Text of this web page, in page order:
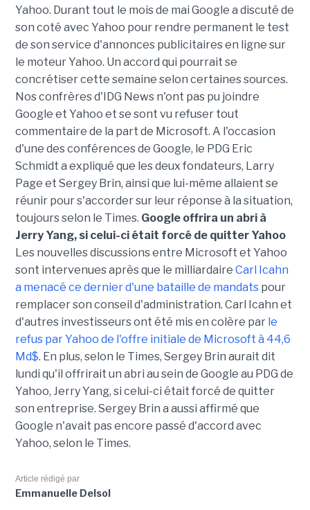
Yahoo. Durant tout le mois de mai Google a discuté de
son coté avec Yahoo pour rendre permanent le test
de son service d'annonces publicitaires en ligne sur
le moteur Yahoo. Un accord qui pourrait se
concrétiser cette semaine selon certaines sources.
Nos confrères d'IDG News n'ont pas pu joindre
Google et Yahoo et se sont vu refuser tout
commentaire de la part de Microsoft. A l'occasion
d'une des conférences de Google, le PDG Eric
Schmidt a expliqué que les deux fondateurs, Larry
Page et Sergey Brin, ainsi que lui-même allaient se
réunir pour s'accorder sur leur réponse à la situation,
toujours selon le Times. Google offrira un abri à
Jerry Yang, si celui-ci était forcé de quitter Yahoo
Les nouvelles discussions entre Microsoft et Yahoo
sont intervenues après que le milliardaire Carl Icahn
a menacé ce dernier d'une bataille de mandatspour
remplacer son conseil d'administration. Carl Icahn et
d'autres investisseurs ont été mis en colère par le
refus par Yahoo de l'offre initiale de Microsoft à 44,6
Md$. En plus, selon le Times, Sergey Brin aurait dit
lundi qu'il offrirait un abri au sein de Google au PDG de
Yahoo, Jerry Yang, si celui-ci était forcé de quitter
son entreprise. Sergey Brin a aussi affirmé que
Google n'avait pas encore passé d'accord avec
Yahoo, selon le Times.
Article rédigé par
Emmanuelle Delsol